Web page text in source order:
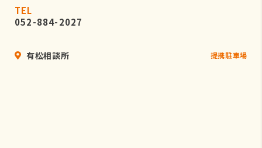
TEL
052-884-2027
有松相談所 提携駐車場